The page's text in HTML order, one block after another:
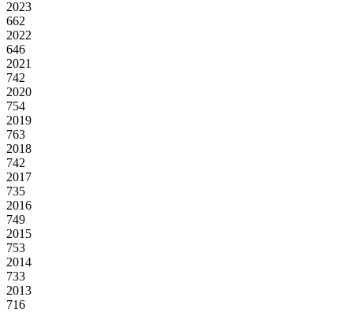
2023
662
2022
646
2021
742
2020
754
2019
763
2018
742
2017
735
2016
749
2015
753
2014
733
2013
716